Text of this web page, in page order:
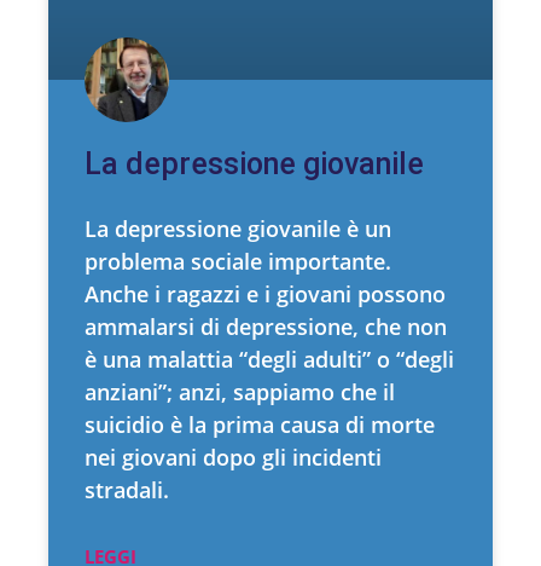
La depressione giovanile
La depressione giovanile è un
problema sociale importante.
Anche i ragazzi e i giovani possono
ammalarsi di depressione, che non
è una malattia “degli adulti” o “degli
anziani”; anzi, sappiamo che il
suicidio è la prima causa di morte
nei giovani dopo gli incidenti
stradali.
LEGGI